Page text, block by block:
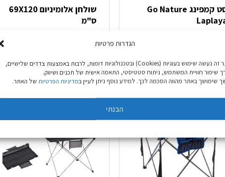
הגדרות פרטיות
באתר זה נעשה שימוש בעוגיות (Cookies) ובטכנולוגיות דומות, לרבות באמצעות צדדים שלישיים,
שיפור חוויית המשתמש, ניתוח סטטיסטי, התאמה אישית של תכנים ושיווק.
שימושך באתר מהווה הסכמה לכך. למידע נוסף ניתן לעיין במדיניות הפרטיות של האתר.
הבנתי
סט קמפינג Go Nature
הוספה לסל
שולחן אלומיניום 69X120
ס"מ
379.90
הוספה לסל